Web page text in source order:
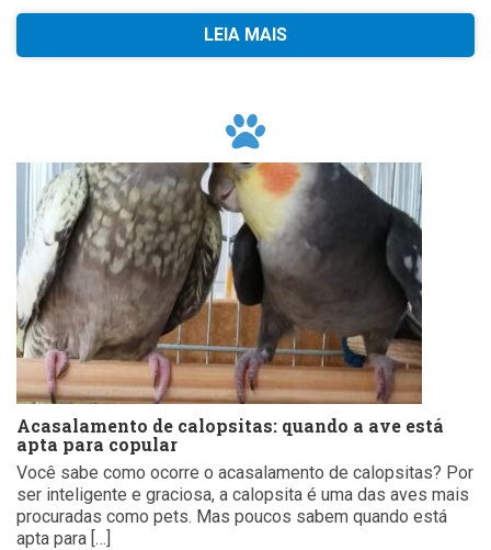
LEIA MAIS
Acasalamento de calopsitas: quando a ave está
apta para copular
Você sabe como ocorre o acasalamento de calopsitas? Por
ser inteligente e graciosa, a calopsita é uma das aves mais
procuradas como pets. Mas poucos sabem quando está
apta para […]